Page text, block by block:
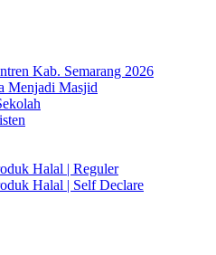
Kab. Semarang 2026
Menjadi Masjid
Halal | Reguler
Halal | Self Declare